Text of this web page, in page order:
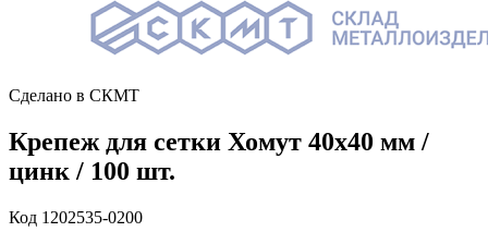
Сделано в СКМТ
Крепеж для сетки Хомут 40х40 мм /
цинк / 100 шт.
Код 1202535-0200